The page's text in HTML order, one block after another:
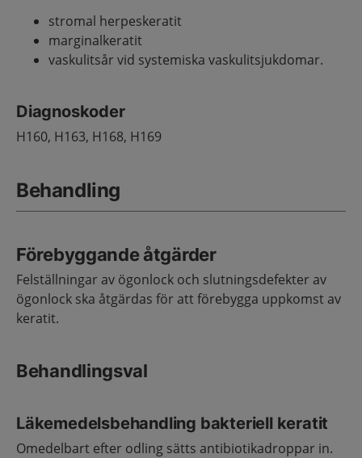
stromal herpeskeratit
marginalkeratit
vaskulitsår vid systemiska vaskulitsjukdomar.
Diagnoskoder
H160, H163, H168, H169
Behandling
Förebyggande åtgärder
Felställningar av ögonlock och slutningsdefekter av
ögonlock ska åtgärdas för att förebygga uppkomst av
keratit.
Behandlingsval
Läkemedelsbehandling bakteriell keratit
Omedelbart efter odling sätts antibiotikadroppar in.